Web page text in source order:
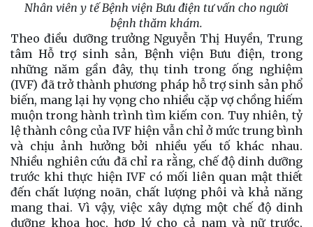
Nhân viên y tế Bệnh viện Bưu điện tư vấn cho người
bệnh thăm khám.
Theo điều dưỡng trưởng Nguyễn Thị Huyền, Trung
tâm Hỗ trợ sinh sản, Bệnh viện Bưu điện, trong
những năm gần đây, thụ tinh trong ống nghiệm
(IVF) đã trở thành phương pháp hỗ trợ sinh sản phổ
biến, mang lại hy vọng cho nhiều cặp vợ chồng hiếm
muộn trong hành trình tìm kiếm con. Tuy nhiên, tỷ
lệ thành công của IVF hiện vẫn chỉ ở mức trung bình
và chịu ảnh hưởng bởi nhiều yếu tố khác nhau.
Nhiều nghiên cứu đã chỉ ra rằng, chế độ dinh dưỡng
trước khi thực hiện IVF có mối liên quan mật thiết
đến chất lượng noãn, chất lượng phôi và khả năng
mang thai. Vì vậy, việc xây dựng một chế độ dinh
dưỡng khoa học, hợp lý cho cả nam và nữ trước,